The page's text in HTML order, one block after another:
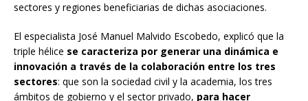
sectores y regiones beneficiarias de dichas asociaciones.
El especialista José Manuel Malvido Escobedo, explicó que la
triple hélice se caracteriza por generar una dinámica e
innovación a través de la colaboración entre los tres
sectores: que son la sociedad civil y la academia, los tres
ámbitos de gobierno y el sector privado, para hacer